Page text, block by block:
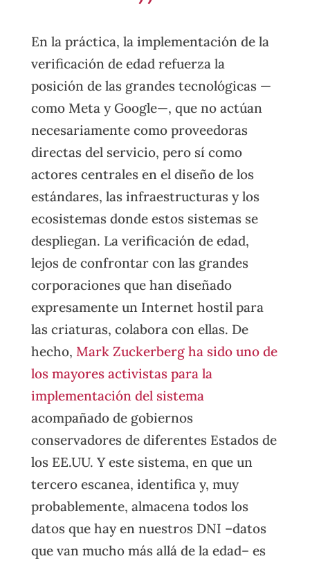
En la práctica, la implementación de la
verificación de edad refuerza la
posición de las grandes tecnológicas —
como Meta y Google—, que no actúan
necesariamente como proveedoras
directas del servicio, pero sí como
actores centrales en el diseño de los
estándares, las infraestructuras y los
ecosistemas donde estos sistemas se
despliegan. La verificación de edad,
lejos de confrontar con las grandes
corporaciones que han diseñado
expresamente un Internet hostil para
las criaturas, colabora con ellas. De
hecho, Mark Zuckerberg ha sido uno de
los mayores activistas para la
implementación del sistema
acompañado de gobiernos
conservadores de diferentes Estados de
los EE.UU. Y este sistema, en que un
tercero escanea, identifica y, muy
probablemente, almacena todos los
datos que hay en nuestros DNI –datos
que van mucho más allá de la edad– es